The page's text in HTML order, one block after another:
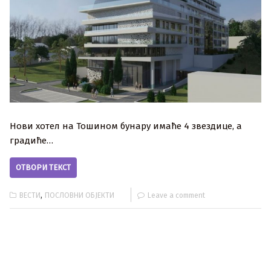
Нови хотел на Тошином бунару имаће 4 звездице, а
градиће…
ОТВОРИ ТЕКСТ
ВЕСТИ, ПОСЛОВНИ ОБЈЕКТИ Leave a comment